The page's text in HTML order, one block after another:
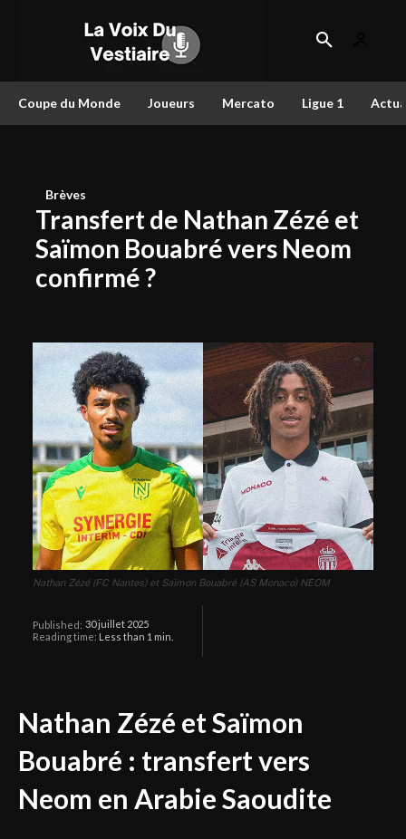
Coupe du Monde Joueurs Mercato Ligue 1
Brèves
Transfert de Nathan Zézé et
Saïmon Bouabré vers Neom
confirmé ?
Nathan Zézé (FC Nantes) et Saïmon Bouabré (AS Monaco) NEOM
Published: 30 juillet 2025
Reading time: Less than 1 min.
Nathan Zézé et Saïmon
Bouabré : transfert vers
Neom en Arabie Saoudite